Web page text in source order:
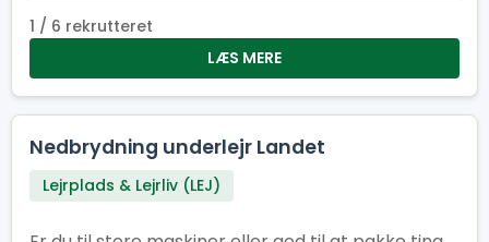
lære, grine og vokse – og som tør stille
spørgsmålet: “Hvad sker der, hvis jeg trykker
her?”
1 / 6 rekrutteret
LÆS MERE
Nedbrydning underlejr Landet
Lejrplads & Lejrliv (LEJ)